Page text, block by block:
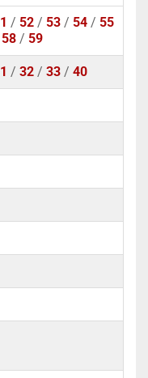
/ 52 / 53 / 54 / 55
58 / 59
/ 32 / 33 / 40